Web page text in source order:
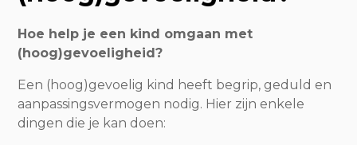
Hoe help je een kind omgaan met
(hoog)gevoeligheid?
Een (hoog)gevoelig kind heeft begrip, geduld en
aanpassingsvermogen nodig. Hier zijn enkele
dingen die je kan doen: